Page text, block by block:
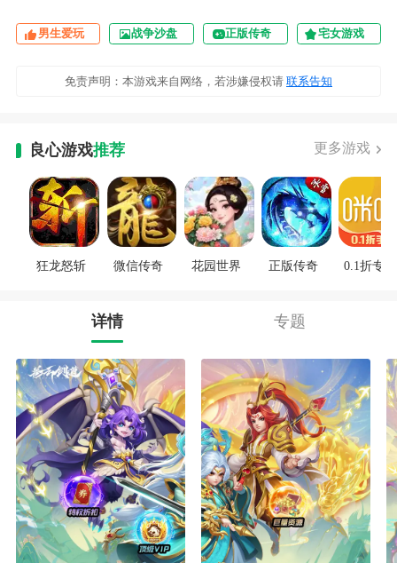
男生爱玩 战争沙盘 正版传奇 宅女游戏
免责声明：本游戏来自网络，若涉嫌侵权请 联系告知
良心游戏推荐 更多游戏
狂龙怒斩 微信传奇 花园世界 正版传奇 0.1折专区
详情 专题